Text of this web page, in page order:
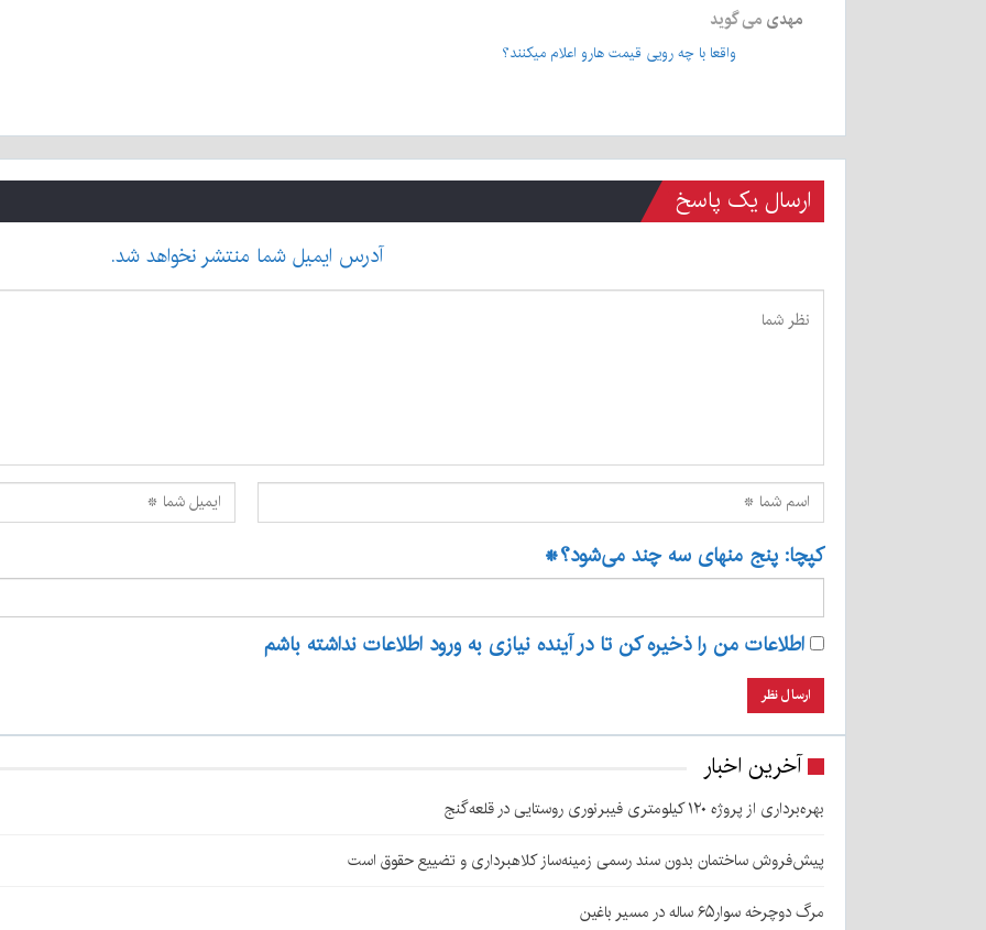
مهدی می گوید
واقعا با چه رویی قیمت هارو اعلام میکنند؟
ارسال یک پاسخ
آدرس ایمیل شما منتشر نخواهد شد.
کپچا: پنج منهای سه چند می‌شود؟*
اطلاعات من را ذخیره کن تا در آینده نیازی به ورود اطلاعات نداشته باشم
آخرین اخبار
بهره‌برداری از پروژه ۱۲۰ کیلومتری فیبرنوری روستایی در قلعه‌گنج
پیش‌فروش ساختمان بدون سند رسمی زمینه‌ساز کلاهبرداری و تضییع حقوق است
مرگ دوچرخه سوار۶۵ ساله در مسیر باغین